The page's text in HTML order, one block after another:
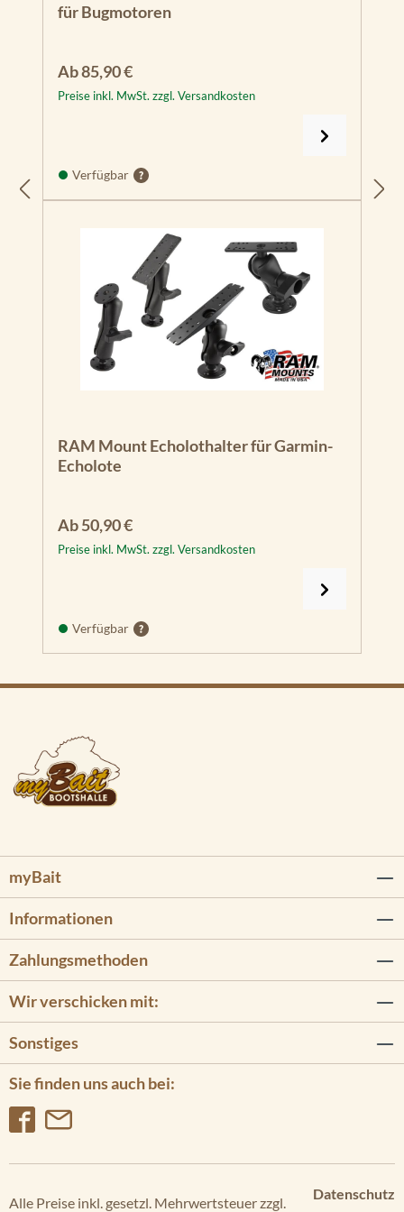
für Bugmotoren
Regulärer Preis:
Ab85,90 €
Preise inkl. MwSt. zzgl. Versandkosten
Verfügbar
RAM Mount Echolothalter für Garmin-
Echolote
Regulärer Preis:
Ab50,90 €
Preise inkl. MwSt. zzgl. Versandkosten
Verfügbar
myBait
Informationen
Sie finden uns auch bei:
Zahlungsmethoden
Wir verschicken mit:
Sonstiges
Datenschutz
Alle Preise inkl. gesetzl. Mehrwertsteuer zzgl.